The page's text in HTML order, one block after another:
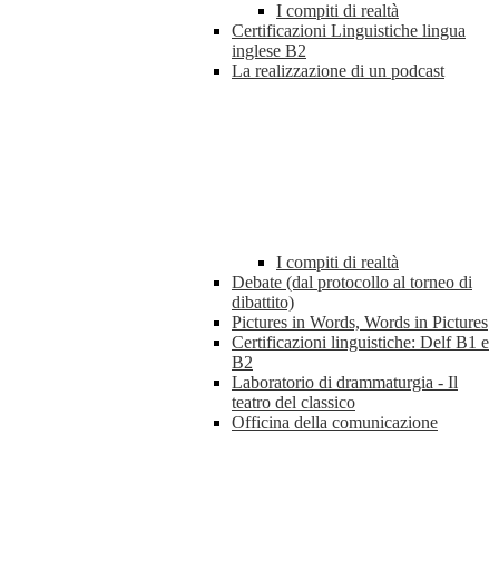
I compiti di realtà
Certificazioni Linguistiche lingua
inglese B2
La realizzazione di un podcast
I compiti di realtà
Debate (dal protocollo al torneo di
dibattito)
Pictures in Words, Words in Pictures
Certificazioni linguistiche: Delf B1 e
B2
Laboratorio di drammaturgia - Il
teatro del classico
Officina della comunicazione